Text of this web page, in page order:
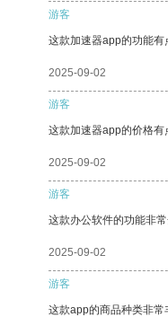
游客
这款加速器app的功能有
2025-09-02
游客
这款加速器app的价格有
2025-09-02
游客
这款办公软件的功能非
2025-09-02
游客
这款app的商品种类非常